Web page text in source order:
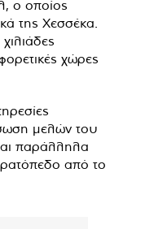
ο οποίος
της Χεσσέκα.
χώρες
μελών του
παράλληλα
από το